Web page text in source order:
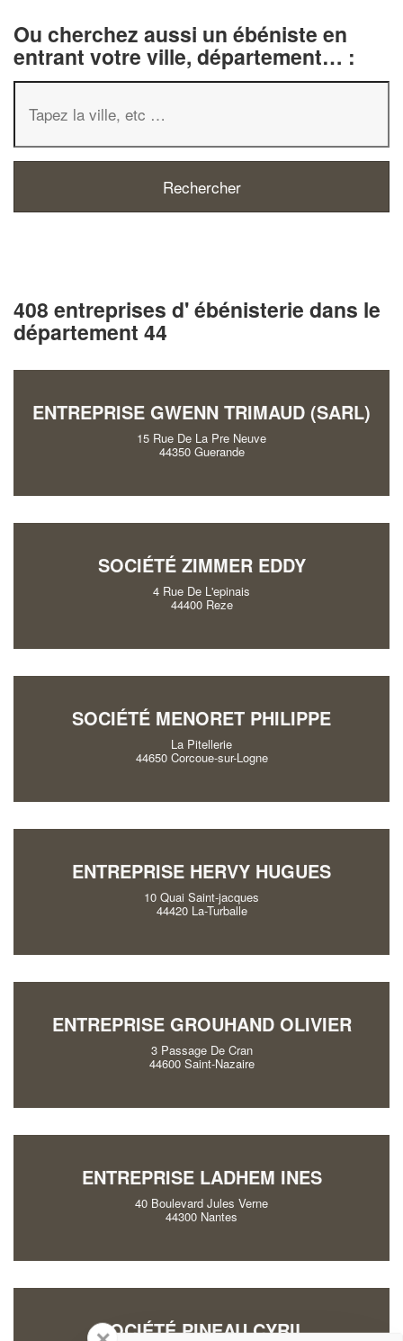
Ou cherchez aussi un ébéniste en
entrant votre ville, département… :
408 entreprises d' ébénisterie dans le
département 44
ENTREPRISE GWENN TRIMAUD (SARL)
15 Rue De La Pre Neuve
44350 Guerande
SOCIÉTÉ ZIMMER EDDY
4 Rue De L'epinais
44400 Reze
SOCIÉTÉ MENORET PHILIPPE
La Pitellerie
44650 Corcoue-sur-Logne
ENTREPRISE HERVY HUGUES
10 Quai Saint-jacques
44420 La-Turballe
ENTREPRISE GROUHAND OLIVIER
3 Passage De Cran
44600 Saint-Nazaire
ENTREPRISE LADHEM INES
40 Boulevard Jules Verne
44300 Nantes
SOCIÉTÉ PINEAU CYRIL